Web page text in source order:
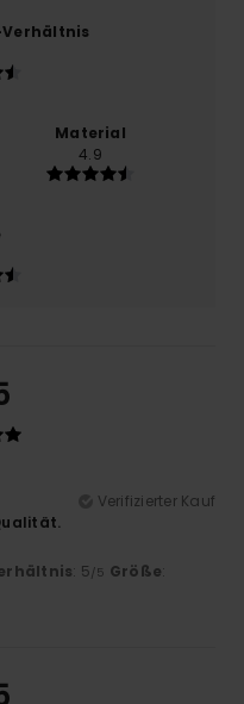
Material
4.9
Verifizierter Kauf
: 5/5 Größe: